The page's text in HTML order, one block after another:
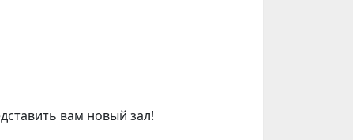
вам новый зал!